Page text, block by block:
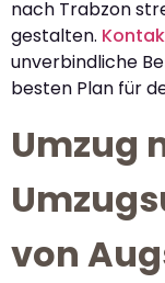
nach Trabzon
gestalten.
unverbindliche
besten Plan für
Umzug
von